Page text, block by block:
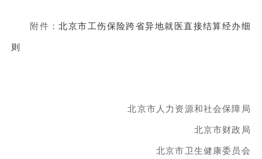
附件：北京市工伤保险跨省异地就医直接结算经办细
则
北京市人力资源和社会保障局
北京市财政局
北京市卫生健康委员会